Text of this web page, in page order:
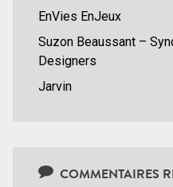
EnVies EnJeux
Suzon Beaussant –
Designers
Jarvin
COMMENTAIRES